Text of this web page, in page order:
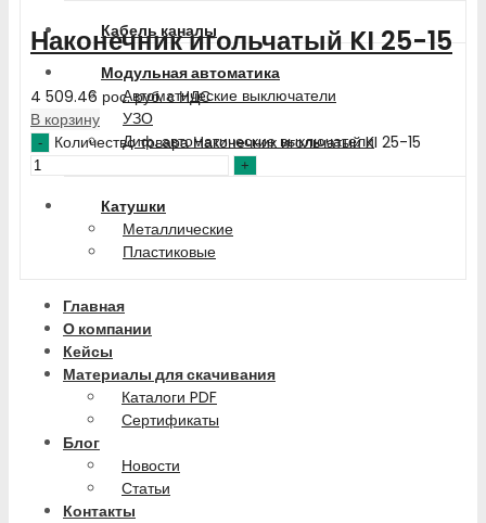
Кабель каналы
Модульная автоматика
Автоматические выключатели
УЗО
Диф. автоматические выключатели
Катушки
Металлические
Пластиковые
Главная
О компании
Кейсы
Материалы для скачивания
Каталоги PDF
Сертификаты
Блог
Новости
Статьи
Контакты
Наконечник игольчатый KI 25-15
4 509.46 рос. руб.с НДС
В корзину
Количество товара Наконечник игольчатый KI 25-15